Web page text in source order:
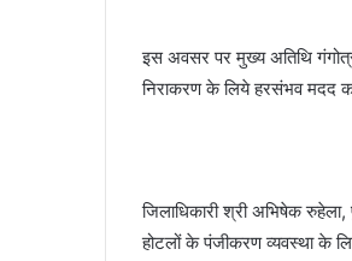
इस अवसर पर मुख्य अतिथि
निराकरण के लिये हरसंभव मदद
जिलाधिकारी श्री अभिषेक
होटलों के पंजीकरण व्यवस्था के